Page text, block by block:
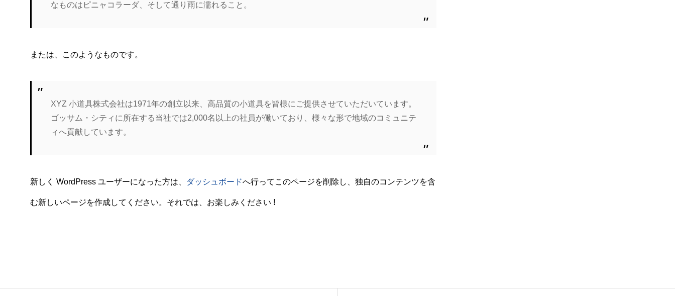
なものはピニャコラーダ、そして通り雨に濡れること。
または、このようなものです。
XYZ 小道具株式会社は1971年の創立以来、高品質の小道具を皆様にご提供させていただいています。
ゴッサム・シティに所在する当社では2,000名以上の社員が働いており、様々な形で地域のコミュニテ
ィへ貢献しています。
新しく WordPress ユーザーになった方は、 ダッシュボードへ行ってこのページを削除し、独自のコンテンツを含
む新しいページを作成してください。それでは、お楽しみください !